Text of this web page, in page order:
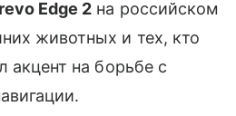
Edge 2 на российском
животных и тех, кто
акцент на борьбе с